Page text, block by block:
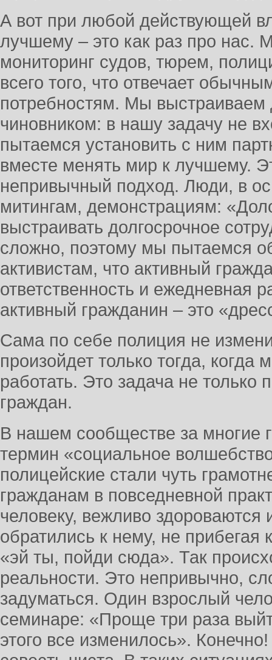
А вот при любой действующей
лучшему – это как раз про нас.
мониторинг судов, тюрем,
всего того, что отвечает
потребностям. Мы выстраиваем
чиновником: в нашу задачу не
пытаемся установить с ним
вместе менять мир к лучшему.
непривычный подход. Люди, в
митингам, демонстрациям:
выстраивать долгосрочное
сложно, поэтому мы пытаемся
активистам, что активный
ответственность и ежедневная
активный гражданин – это
Сама по себе полиция не
произойдет только тогда,
работать. Это задача не только
граждан.
В нашем сообществе за многие
термин «социальное
полицейские стали чуть
гражданам в повседневной
человеку, вежливо
обратились к нему, не
«эй ты, пойди сюда». Так
реальности. Это непривычно,
задуматься. Один взрослый
семинаре: «Проще три раза
этого все изменилось».